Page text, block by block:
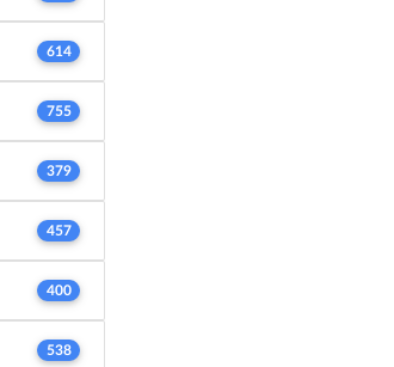
614
755
379
457
400
538